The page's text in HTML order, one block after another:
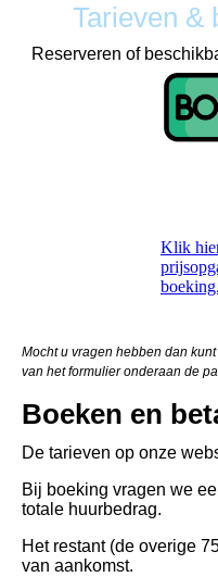
Tarieven &
Reserveren of
Klik
boeking.
Mocht u vragen hebben dan
van het formulier onderaan de
Boeken en
De tarieven op onze
Bij boeking vragen we
totale huurbedrag.
Het restant (de overige
van aankomst.